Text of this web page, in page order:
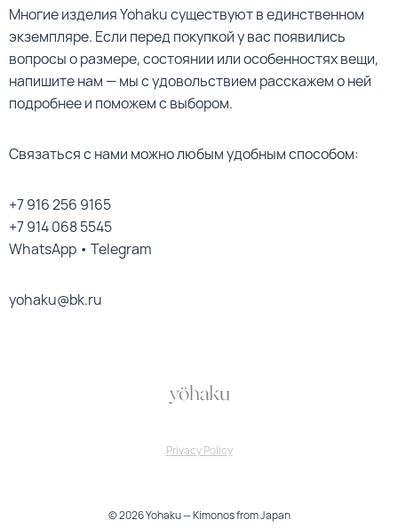
Многие изделия Yohaku существуют в единственном
экземпляре. Если перед покупкой у вас появились
вопросы о размере, состоянии или особенностях вещи,
напишите нам — мы с удовольствием расскажем о ней
подробнее и поможем с выбором.
Связаться с нами можно любым удобным способом:
+7 916 256 9165
+7 914 068 5545
WhatsApp • Telegram
yohaku@bk.ru
Privacy Policy
© 2026 Yohaku — Kimonos from Japan